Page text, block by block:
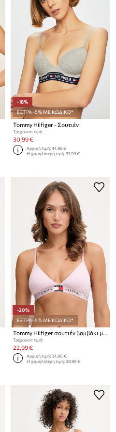
-18%
ΕΞΤΡΑ -5% ΜΕ ΚΩΔΙΚΟ*
Tommy Hilfiger - Σουτιέν
Τρέχουσα τιμή:
30,99 €
Αρχική τιμή:44,99 €
Η χαμηλότερη τιμή:37,99 €
-20%
ΕΞΤΡΑ -5% ΜΕ ΚΩΔΙΚΟ*
Tommy Hilfiger σουτιέν βαμβάκι με ελαστάν
Τρέχουσα τιμή:
22,99 €
Αρχική τιμή:34,90 €
Η χαμηλότερη τιμή:28,99 €